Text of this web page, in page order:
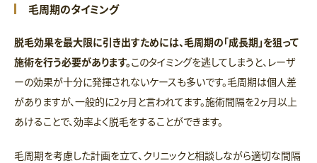
毛周期のタイミング
脱毛効果を最大限に引き出すためには、毛周期の「成長期」を狙って
施術を行う必要があります。このタイミングを逃してしまうと、レーザ
ーの効果が十分に発揮されないケースも多いです。毛周期は個人差
がありますが、一般的に2ヶ月と言われてます。施術間隔を2ヶ月以上
あけることで、効率よく脱毛をすることができます。
毛周期を考慮した計画を立て、クリニックと相談しながら適切な間隔